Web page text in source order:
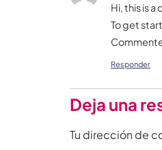
Hi, this is
To get
Responder
Deja una
Tu dirección de